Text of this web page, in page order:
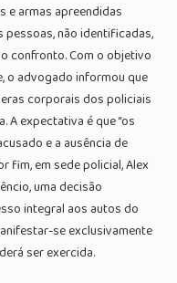
e armas apreendidas
não identificadas,
confronto. Com o objetivo
o advogado informou que
corporais dos policiais
expectativa é que “os
e a ausência de
fim, em sede policial, Alex
uma decisão
integral aos autos do
se exclusivamente
ser exercida.